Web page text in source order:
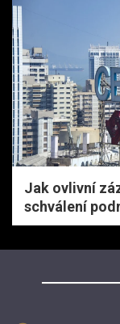
Jak ovlivní
schválení